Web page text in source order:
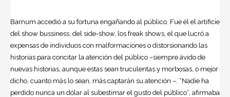
Barnum accedió a su fortuna engañando al público. Fue él el artificie
del show bussiness, del side-show, los freak shows, el que lucró a
expensas de individuos con malformaciones o distorsionando las
historias para concitar la atención del público –siempre ávido de
nuevas historias, aunque estas sean truculentas y morbosas, o mejor
dicho, cuanto más lo sean, más captarán su atención –. “Nadie ha
perdido nunca un dólar al subestimar el gusto del público”, afirmaba